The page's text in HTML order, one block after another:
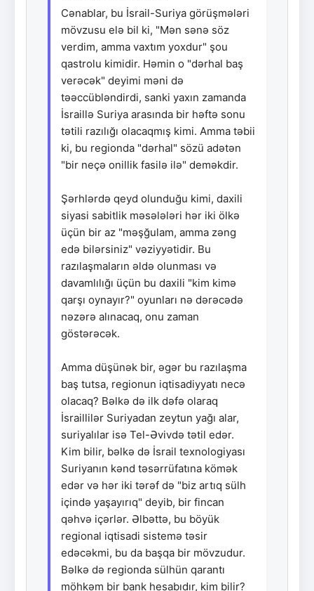
Cənablar, bu İsrail-Suriya görüşmələri
mövzusu elə bil ki, "Mən sənə söz
verdim, amma vaxtım yoxdur" şou
qastrolu kimidir. Həmin o "dərhal baş
verəcək" deyimi məni də
təəccübləndirdi, sanki yaxın zamanda
İsraillə Suriya arasında bir həftə sonu
tətili razılığı olacaqmış kimi. Amma təbii
ki, bu regionda "dərhal" sözü adətən
"bir neçə onillik fasilə ilə" deməkdir.
Şərhlərdə qeyd olunduğu kimi, daxili
siyasi sabitlik məsələləri hər iki ölkə
üçün bir az "məşğulam, amma zəng
edə bilərsiniz" vəziyyətidir. Bu
razılaşmaların əldə olunması və
davamlılığı üçün bu daxili "kim kimə
qarşı oynayır?" oyunları nə dərəcədə
nəzərə alınacaq, onu zaman
göstərəcək.
Amma düşünək bir, əgər bu razılaşma
baş tutsa, regionun iqtisadiyyatı necə
olacaq? Bəlkə də ilk dəfə olaraq
İsraillilər Suriyadan zeytun yağı alar,
suriyalılar isə Tel-Əvivdə tətil edər.
Kim bilir, bəlkə də İsrail texnologiyası
Suriyanın kənd təsərrüfatına kömək
edər və hər iki tərəf də "biz artıq sülh
içində yaşayırıq" deyib, bir fincan
qəhvə içərlər. Əlbəttə, bu böyük
regional iqtisadi sistemə təsir
edəcəkmi, bu da başqa bir mövzudur.
Bəlkə də regionda sülhün qarantı
möhkəm bir bank hesabıdır, kim bilir?